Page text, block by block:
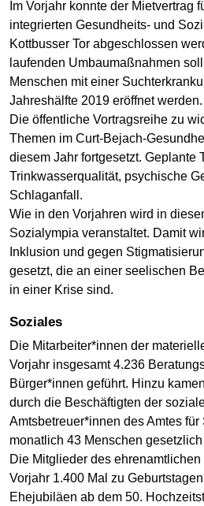
Im Vorjahr konnte der Mietvertrag
integrierten Gesundheits- und
Kottbusser Tor abgeschlossen
laufenden Umbaumaßnahmen
Menschen mit einer
Jahreshälfte 2019 eröffnet werden.
Die öffentliche Vortragsreihe zu
Themen im Curt-Bejach-
diesem Jahr fortgesetzt. Geplante
Trinkwasserqualität, psychische
Schlaganfall.
Wie in den Vorjahren wird in
Sozialympia veranstaltet. Damit
Inklusion und gegen
gesetzt, die an einer seelischen
in einer Krise sind.
Soziales
Die Mitarbeiter*innen der
Vorjahr insgesamt 4.236
Bürger*innen geführt. Hinzu
durch die Beschäftigten der
Amtsbetreuer*innen des Amtes
monatlich 43 Menschen gesetzlich
Die Mitglieder des
Vorjahr 1.400 Mal zu
Ehejubiläen ab dem 50.